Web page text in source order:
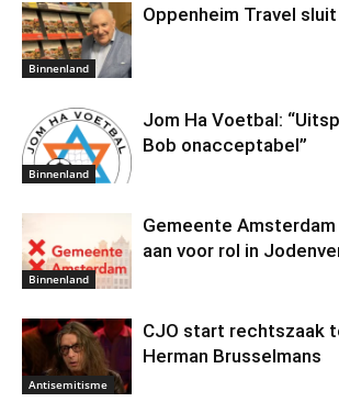
Binnenland
Oppenheim Travel
Binnenland
Jom Ha Voetbal:
Bob onacceptabel”
Binnenland
Gemeente
aan voor rol in
Antisemitisme
CJO start rechtszaak
Herman Brusselmans